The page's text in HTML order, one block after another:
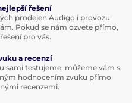
řešení
prodejen Audigo i provozu
Pokud se nám ozvete přímo,
pro vás.
a recenzí
sami testujeme, můžeme vám s
hodnocením zvuku přímo
recenzemi.